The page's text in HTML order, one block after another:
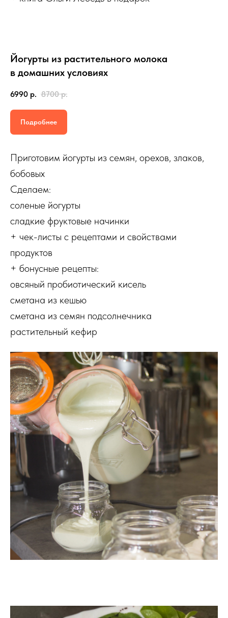
Йогурты из растительного молока
в домашних условиях
6990 р. 8700 р.
Подробнее
Приготовим йогурты из семян, орехов, злаков,
бобовых
Сделаем:
соленые йогурты
сладкие фруктовые начинки
+ чек-листы с рецептами и свойствами
продуктов
+ бонусные рецепты:
овсяный пробиотический кисель
сметана из кешью
сметана из семян подсолнечника
растительный кефир